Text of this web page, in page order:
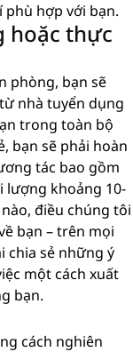
hợp với bạn.
hoặc thực
phòng, bạn sẽ
nhà tuyển dụng
trong toàn bộ
bạn sẽ phải hoàn
tác bao gồm
lượng khoảng 10-
điều chúng tôi
bạn – trên mọi
chia sẻ những ý
một cách xuất
bạn.
cách nghiên